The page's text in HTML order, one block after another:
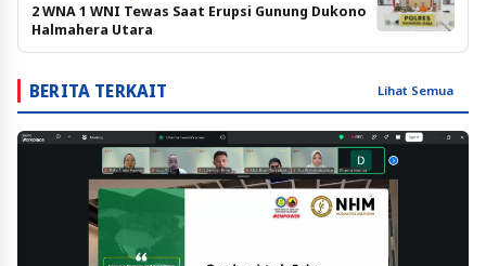
2 WNA 1 WNI Tewas Saat Erupsi Gunung Dukono
Halmahera Utara
BERITA TERKAIT Lihat Semua